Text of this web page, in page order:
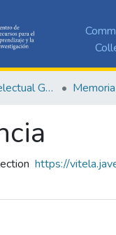
E. Producción Intelectual General
https://